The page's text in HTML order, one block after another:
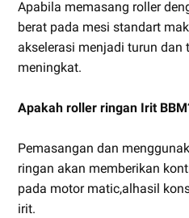
Apabila memasang roller
berat pada mesi standart
akselerasi menjadi turun dan
meningkat.
Apakah roller ringan Irit
Pemasangan dan
ringan akan memberikan
pada motor matic,alhasil
irit.